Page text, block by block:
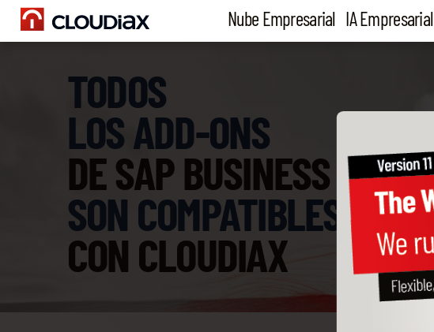
Nube Empresarial IA Empresarial
TODOS
LOS ADD-ONS
DE SAP BUSINESS ONE
SON COMPATIBLES
CON CLOUDIAX